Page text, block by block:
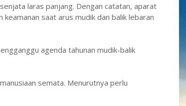
laras panjang. Dengan catatan, aparat
saat arus mudik dan balik lebaran
agenda tahunan mudik-balik
semata. Menurutnya perlu